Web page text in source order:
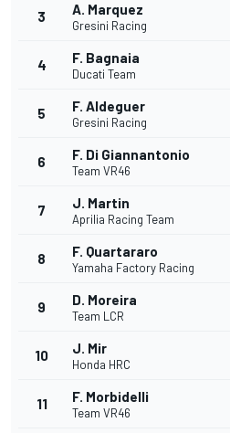
3 A. Marquez
Gresini Racing
4 F. Bagnaia
Ducati Team
5 F. Aldeguer
Gresini Racing
6 F. Di Giannantonio
Team VR46
7 J. Martin
Aprilia Racing Team
8 F. Quartararo
Yamaha Factory Racing
9 D. Moreira
Team LCR
10 J. Mir
Honda HRC
11 F. Morbidelli
Team VR46